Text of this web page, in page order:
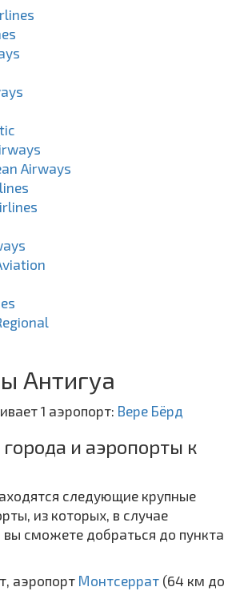
Airways
Антигуа
1 аэропорт: Вере Бёрд
и аэропорты к
следующие крупные
из которых, в случае
сможете добраться до пункта
аэропорт Монтсеррат (64 км до